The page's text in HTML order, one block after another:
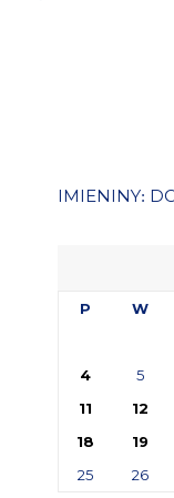
IMIENINY:
P W
4
5
11
12
18
19
25
26